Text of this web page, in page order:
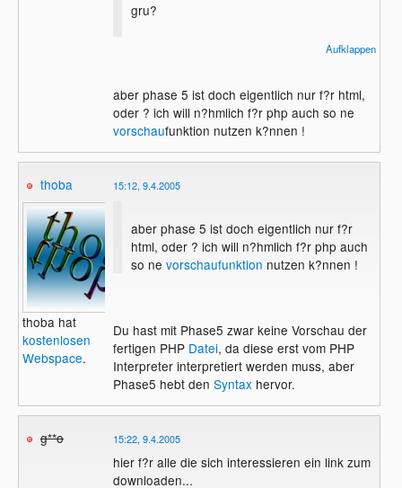
gru?
Aufklappen
aber phase 5 ist doch eigentlich nur f?r html,
oder ? ich will n?hmlich f?r php auch so ne
vorschaufunktion nutzen k?nnen !
thoba
thoba hat
kostenlosen
Webspace.
15:12, 9.4.2005
aber phase 5 ist doch eigentlich nur f?r
html, oder ? ich will n?hmlich f?r php auch
so ne vorschaufunktion nutzen k?nnen !
Du hast mit Phase5 zwar keine Vorschau der
fertigen PHP Datei, da diese erst vom PHP
Interpreter interpretiert werden muss, aber
Phase5 hebt den Syntaxhervor.
g**o 15:22, 9.4.2005
hier f?r alle die sich interessieren ein link zum
downloaden...